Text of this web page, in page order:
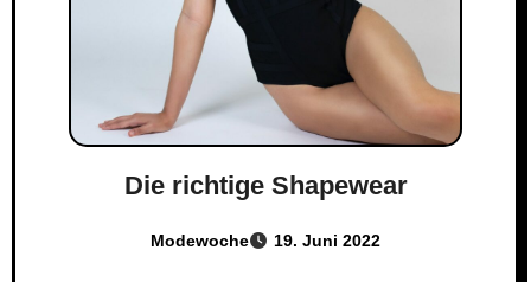
Die richtige Shapewear
Modewoche 19. Juni 2022